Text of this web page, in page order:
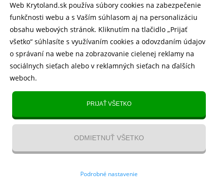
Rychlé doručenie 1-2 dní
Heurekazobraziť recenzie
Instagram5.643 fanúšikov
TikTok4.833 fanúšikov
Recenzie /Blog / Magazín
Web Krytoland.sk používa súbory cookies na zabezpečenie
funkčnosti webu a s Vaším súhlasom aj na personalizáciu
obsahu webových stránok. Kliknutím na tlačidlo „Prijať
všetko“ súhlasíte s využívaním cookies a odovzdaním údajov
o správaní na webe na zobrazovanie cielenej reklamy na
sociálnych sieťach alebo v reklamných sieťach na ďalších
weboch.
PRIJAŤ VŠETKO
ODMIETNUŤ VŠETKO
Podrobné nastavenie